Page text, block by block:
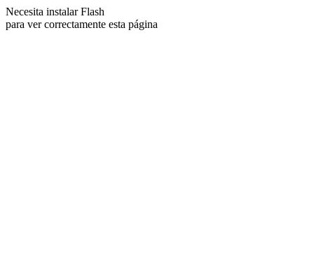
Necesita instalar Flash
para ver correctamente esta página